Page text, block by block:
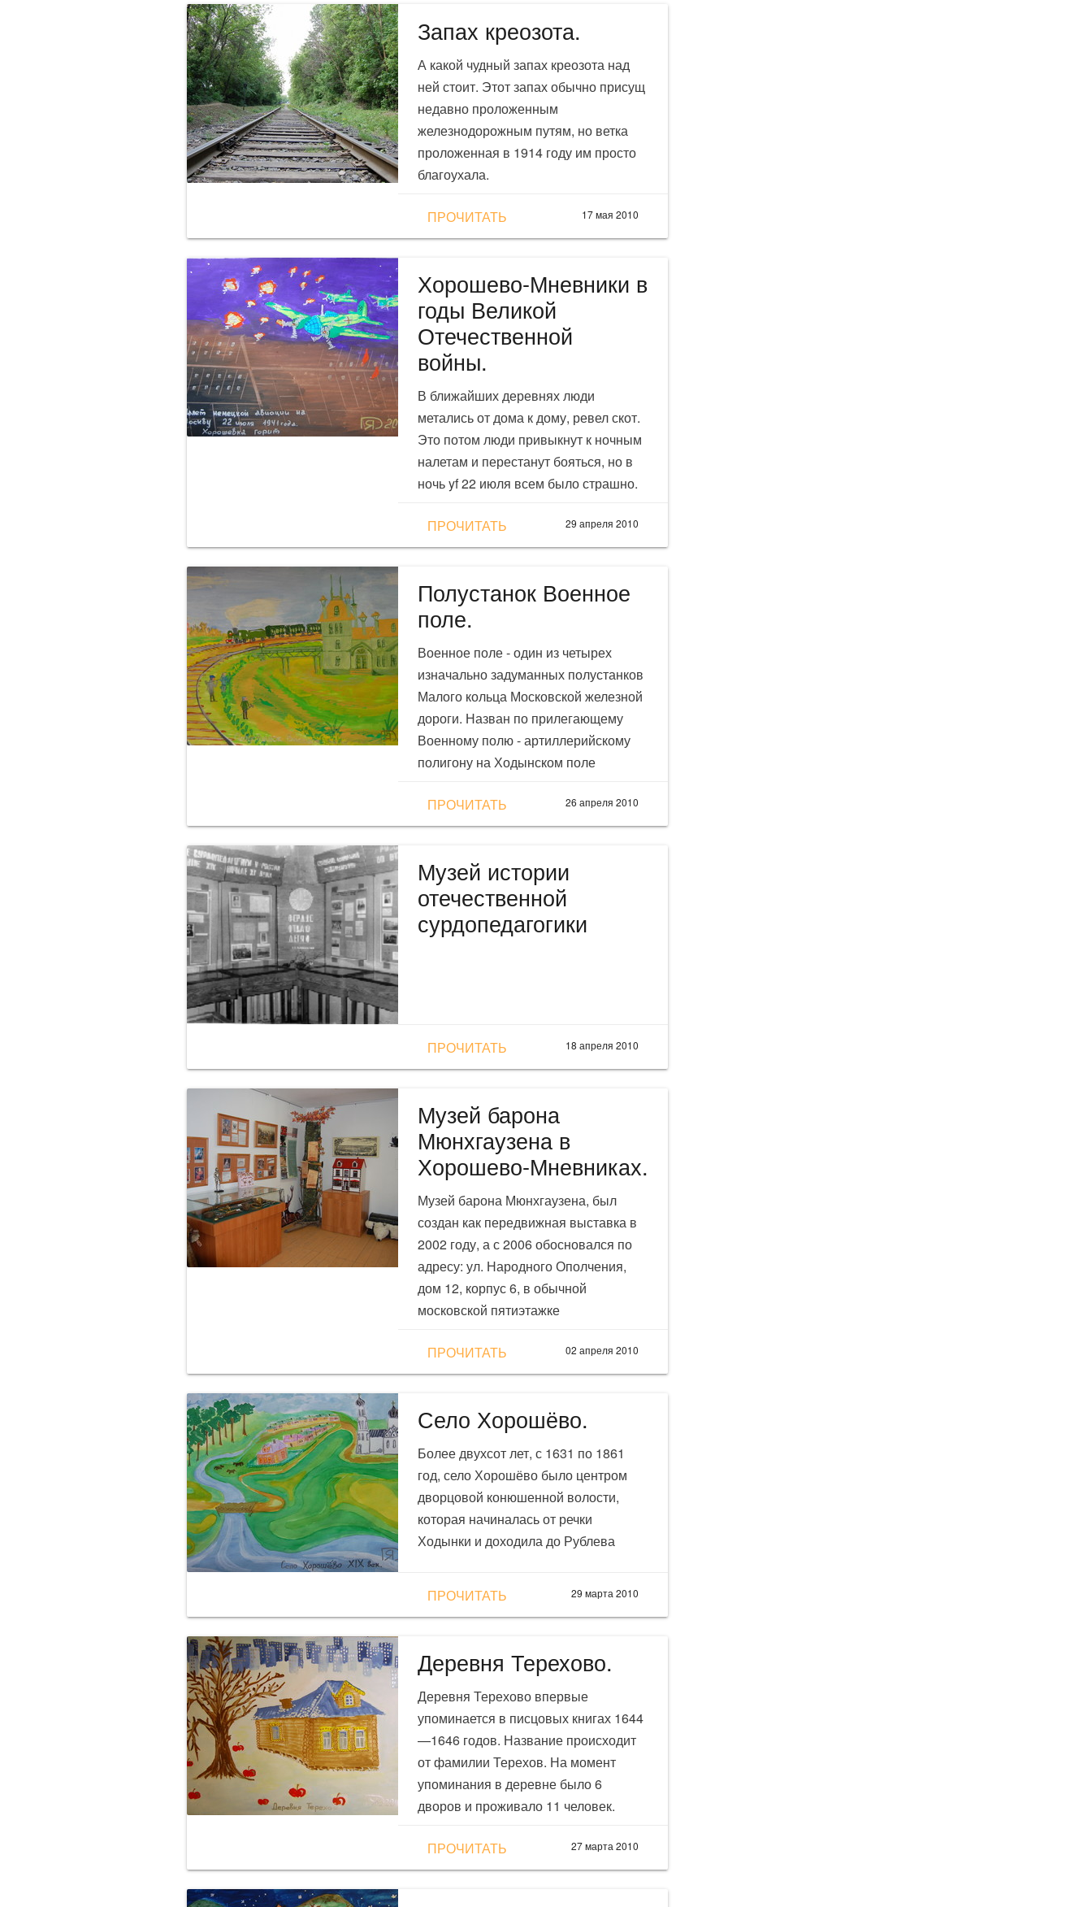
Запах креозота.
А какой чудный запах креозота над
ней стоит. Этот запах обычно присущ
недавно проложенным
железнодорожным путям, но ветка
проложенная в 1914 году им просто
благоухала.
ПРОЧИТАТЬ 17 мая 2010
Хорошево-Мневники в
годы Великой
Отечественной
войны.
В ближайших деревнях люди
метались от дома к дому, ревел скот.
Это потом люди привыкнут к ночным
налетам и перестанут бояться, но в
ночь yf 22 июля всем было страшно.
ПРОЧИТАТЬ 29 апреля 2010
Полустанок Военное
поле.
Военное поле - один из четырех
изначально задуманных полустанков
Малого кольца Московской железной
дороги. Назван по прилегающему
Военному полю - артиллерийскому
полигону на Ходынском поле
ПРОЧИТАТЬ 26 апреля 2010
Музей истории
отечественной
сурдопедагогики
ПРОЧИТАТЬ 18 апреля 2010
Музей барона
Мюнхгаузена в
Хорошево-Мневниках.
Музей барона Мюнхгаузена, был
создан как передвижная выставка в
2002 году, а с 2006 обосновался по
адресу: ул. Народного Ополчения,
дом 12, корпус 6, в обычной
московской пятиэтажке
ПРОЧИТАТЬ 02 апреля 2010
Село Хорошёво.
Более двухсот лет, с 1631 по 1861
год, село Хорошёво было центром
дворцовой конюшенной волости,
которая начиналась от речки
Ходынки и доходила до Рублева
ПРОЧИТАТЬ 29 марта 2010
Деревня Терехово.
Деревня Терехово впервые
упоминается в писцовых книгах 1644
—1646 годов. Название происходит
от фамилии Терехов. На момент
упоминания в деревне было 6
дворов и проживало 11 человек.
ПРОЧИТАТЬ 27 марта 2010